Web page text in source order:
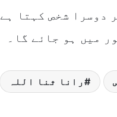
دوسرا شخص کہتا ہے
رانا ثنا اللہ